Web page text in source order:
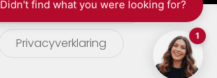
gebruikersvoorwaarden
Privacyverklaring